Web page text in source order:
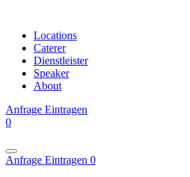
Locations
Caterer
Dienstleister
Speaker
About
Anfrage Eintragen
0
Anfrage Eintragen 0